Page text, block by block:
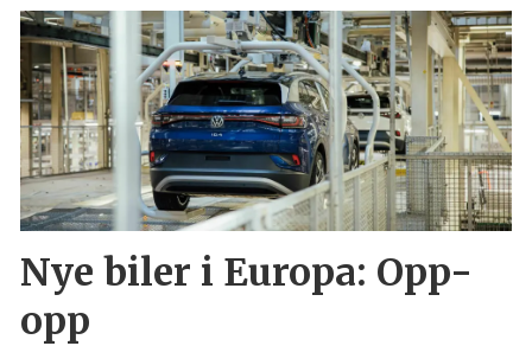
Nye biler i Europa: Opp-
opp